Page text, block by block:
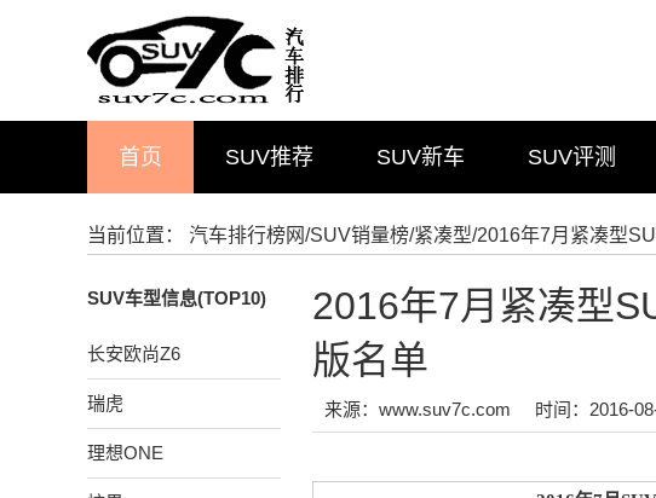
首页 SUV推荐 SUV新车 SUV评测
当前位置： 汽车排行榜网/SUV销量榜/紧凑型/2016年7月紧凑型
SUV车型信息(TOP10)
长安欧尚Z6
瑞虎
理想ONE
2016年7月紧凑型
版名单
来源：www.suv7c.com 时间：2016-